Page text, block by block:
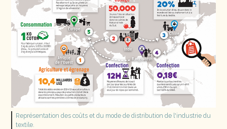
Représentation des coûts et du mode de distribution de l'industrie du
textile.